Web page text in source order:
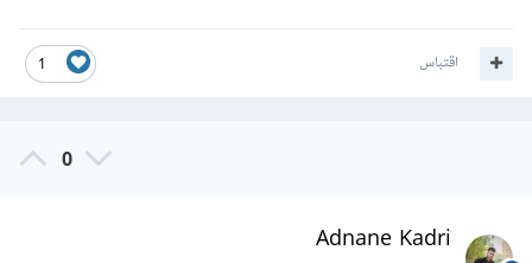
1 اقتباس
0
Adnane Kadri